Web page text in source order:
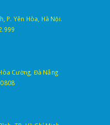
P. Yên Hòa, Hà Nội.
Cường, Đà Nẵng